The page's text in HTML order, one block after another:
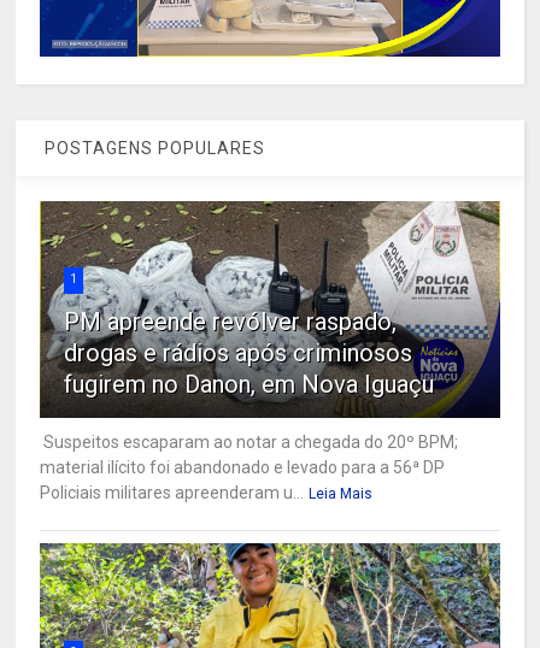
POSTAGENS POPULARES
1
PM apreende revólver raspado,
drogas e rádios após criminosos
fugirem no Danon, em Nova Iguaçu
Suspeitos escaparam ao notar a chegada do 20º BPM;
material ilícito foi abandonado e levado para a 56ª DP
Policiais militares apreenderam u... Leia Mais